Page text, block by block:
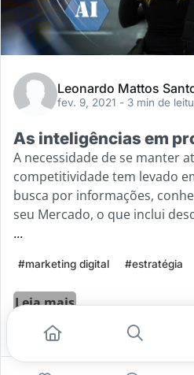
Leonardo Mattos
fev. 9, 2021 - 3 min de
As inteligências em
A necessidade de se manter
competitividade tem levado
busca por informações,
seu Mercado, o que inclui
...
#marketing digital #estratégia
Leia mais